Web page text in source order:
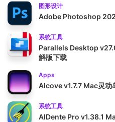
图形设计
Adobe Photoshop
系统工具
Parallels Desktop
解版下载
Apps
Alcove v1.7.7 Mac灵动
系统工具
AlDente Pro v1.38.1